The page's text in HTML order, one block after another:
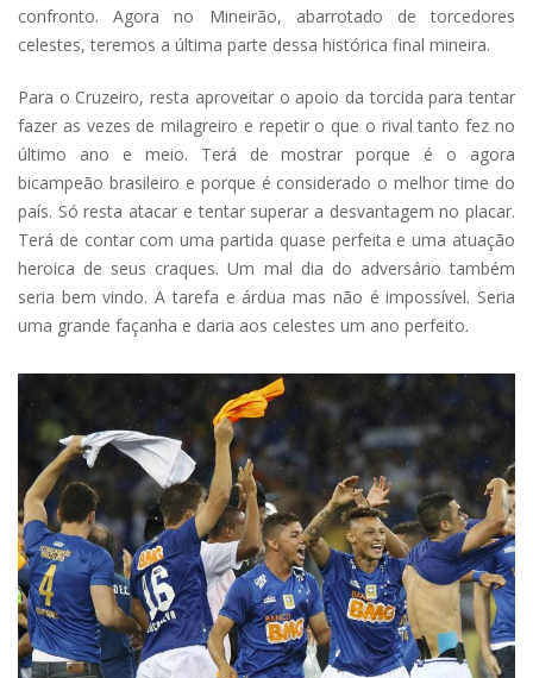
confronto. Agora no Mineirão, abarrotado de torcedores
celestes, teremos a última parte dessa histórica final mineira.
Para o Cruzeiro, resta aproveitar o apoio da torcida para tentar
fazer as vezes de milagreiro e repetir o que o rival tanto fez no
último ano e meio. Terá de mostrar porque é o agora
bicampeão brasileiro e porque é considerado o melhor time do
país. Só resta atacar e tentar superar a desvantagem no placar.
Terá de contar com uma partida quase perfeita e uma atuação
heroica de seus craques. Um mal dia do adversário também
seria bem vindo. A tarefa e árdua mas não é impossível. Seria
uma grande façanha e daria aos celestes um ano perfeito.